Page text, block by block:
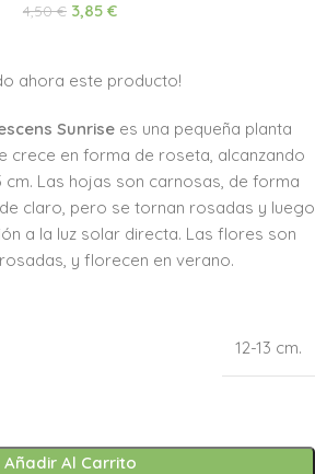
4,50€ 3,85 €
ahora este producto!
Sunrise es una pequeña planta
crece en forma de roseta, alcanzando
cm. Las hojas son carnosas, de forma
claro, pero se tornan rosadas y luego
a la luz solar directa. Las flores son
y florecen en verano.
12-13 cm.
Añadir Al Carrito